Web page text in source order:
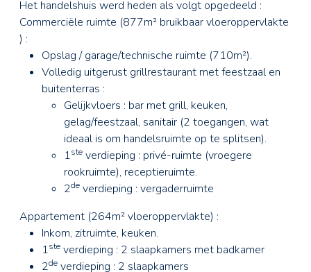
Het handelshuis werd heden als volgt opgedeeld :
Commerciële ruimte (877m² bruikbaar vloeroppervlakte
) :
Opslag / garage/technische ruimte (710m²).
Volledig uitgerust grillrestaurant met feestzaal en
buitenterras :
Gelijkvloers : bar met grill, keuken,
gelag/feestzaal, sanitair (2 toegangen, wat
ideaal is om handelsruimte op te splitsen).
1ste verdieping : privé-ruimte (vroegere
rookruimte), receptieruimte.
2de verdieping : vergaderruimte
Appartement (264m² vloeroppervlakte) :
Inkom, zitruimte, keuken.
1ste verdieping : 2 slaapkamers met badkamer
2de verdieping : 2 slaapkamers